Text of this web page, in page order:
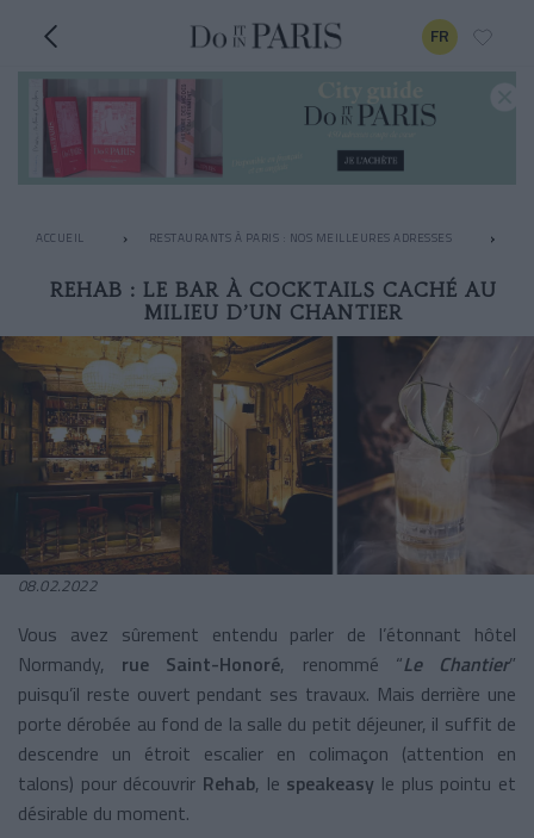
FR
ACCUEIL RESTAURANTS À PARIS : NOS MEILLEURES ADRESSES
REHAB : LE BAR À COCKTAILS CACHÉ AU
MILIEU D’UN CHANTIER
08.02.2022
Vous avez sûrement entendu parler de l’étonnant hôtel
Normandy, rue Saint-Honoré, renommé “Le Chantier”
puisqu’il reste ouvert pendant ses travaux. Mais derrière une
porte dérobée au fond de la salle du petit déjeuner, il suffit de
descendre un étroit escalier en colimaçon (attention en
talons) pour découvrir Rehab, le speakeasy le plus pointu et
désirable du moment.